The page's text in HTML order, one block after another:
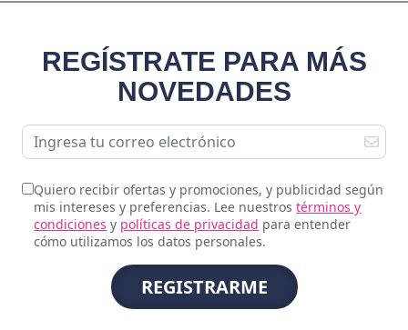
REGÍSTRATE PARA MÁS
NOVEDADES
Quiero recibir ofertas y promociones, y publicidad según
mis intereses y preferencias. Lee nuestrostérminos y
condiciones y políticas de privacidad para entender
cómo utilizamos los datos personales.